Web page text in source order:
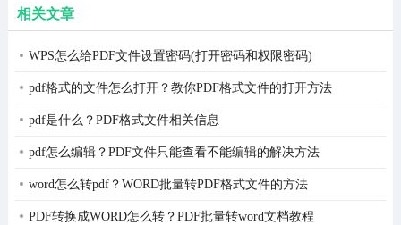
相关文章
WPS怎么给PDF文件设置密码(打开密码和权限密码)
pdf格式的文件怎么打开？教你PDF格式文件的打开方法
pdf是什么？PDF格式文件相关信息
pdf怎么编辑？PDF文件只能查看不能编辑的解决方法
word怎么转pdf？WORD批量转PDF格式文件的方法
PDF转换成WORD怎么转？PDF批量转word文档教程